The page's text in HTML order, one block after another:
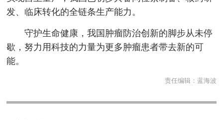
发、临床转化的全链条生产能力。
守护生命健康，我国肿瘤防治创新的脚步从未停
歇，努力用科技的力量为更多肿瘤患者带去新的可
能。
责任编辑： 蓝海波